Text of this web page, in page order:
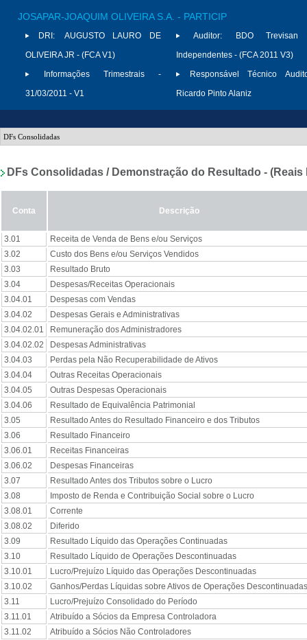
JOSAPAR-JOAQUIM OLIVEIRA S.A. - PARTICIP
DRI:
AUGUSTO LAURO DE
OLIVEIRA JR - (FCA V1)
Informações Trimestrais -
31/03/2011 - V1
Auditor:
BDO Trevisan
Independentes - (FCA 2011 V3)
Responsável Técnico
Ricardo Pinto Alaniz